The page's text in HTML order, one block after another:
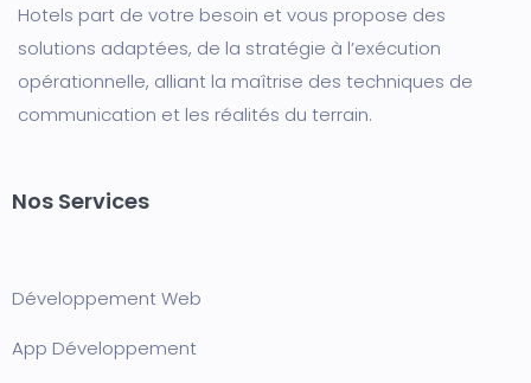
Hotels part de votre besoin et vous propose des
solutions adaptées, de la stratégie à l’exécution
opérationnelle, alliant la maîtrise des techniques de
communication et les réalités du terrain.
Nos Services
Développement Web
App Développement